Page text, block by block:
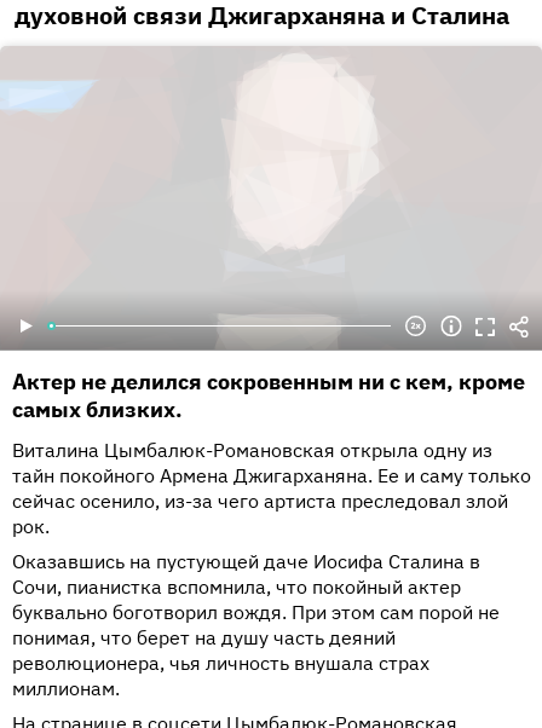
духовной связи Джигарханяна и Сталина
Актер не делился сокровенным ни с кем, кроме
самых близких.
Виталина Цымбалюк-Романовская открыла одну из
тайн покойного Армена Джигарханяна. Ее и саму только
сейчас осенило, из-за чего артиста преследовал злой
рок.
Оказавшись на пустующей даче Иосифа Сталина в
Сочи, пианистка вспомнила, что покойный актер
буквально боготворил вождя. При этом сам порой не
понимая, что берет на душу часть деяний
революционера, чья личность внушала страх
миллионам.